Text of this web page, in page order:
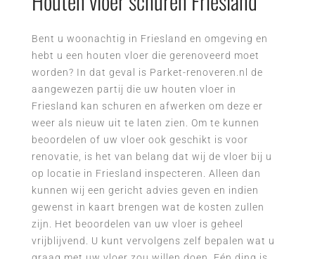
Bent u woonachtig in Friesland en omgeving en
hebt u een houten vloer die gerenoveerd moet
worden? In dat geval is Parket-renoveren.nl de
aangewezen partij die uw houten vloer in
Friesland kan schuren en afwerken om deze er
weer als nieuw uit te laten zien. Om te kunnen
beoordelen of uw vloer ook geschikt is voor
renovatie, is het van belang dat wij de vloer bij u
op locatie in Friesland inspecteren. Alleen dan
kunnen wij een gericht advies geven en indien
gewenst in kaart brengen wat de kosten zullen
zijn. Het beoordelen van uw vloer is geheel
vrijblijvend. U kunt vervolgens zelf bepalen wat u